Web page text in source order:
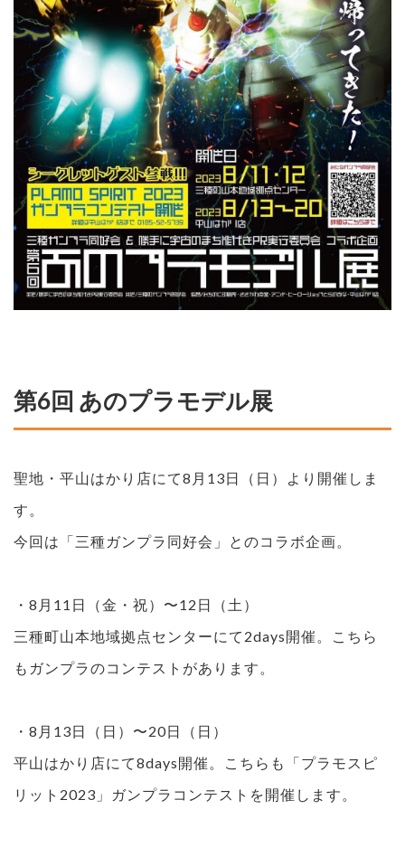
第6回 あのプラモデル展
聖地・平山はかり店にて8月13日（日）より開催しま
す。
今回は「三種ガンプラ同好会」とのコラボ企画。
・8月11日（金・祝）〜12日（土）
三種町山本地域拠点センターにて2days開催。こちら
もガンプラのコンテストがあります。
・8月13日（日）〜20日（日）
平山はかり店にて8days開催。こちらも「プラモスピ
リット2023」ガンプラコンテストを開催します。